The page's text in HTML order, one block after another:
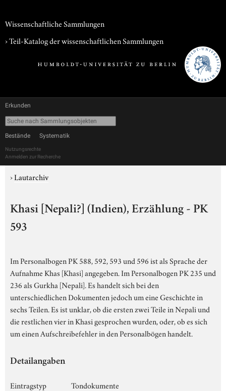
Wissenschaftliche Sammlungen
› Teil-Katalog der wissenschaftlichen Sammlungen
Erkunden
Bestände Systematik
Nutzungsrechte
Anmelden zur Recherche
›Lautarchiv
Khasi [Nepali?] (Indien), Erzählung - PK
593
Im Personalbogen PK 588, 592, 593 und 596 ist als Sprache der
Aufnahme Khas [Khasi] angegeben. Im Personalbogen PK 235 und
236 als Gurkha [Nepali]. Es handelt sich bei den
unterschiedlichen Dokumenten jedoch um eine Geschichte in
sechs Teilen. Es ist unklar, ob die ersten zwei Teile in Nepali und
die restlichen vier in Khasi gesprochen wurden, oder, ob es sich
um einen Aufschreibefehler in den Personalbögen handelt.
Detailangaben
Eintragstyp
Tondokumente